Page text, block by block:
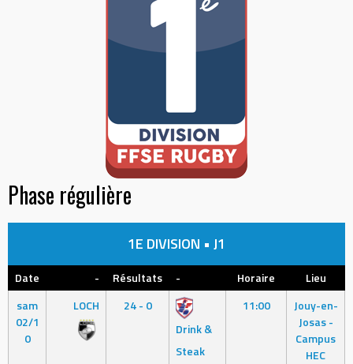
Phase régulière
1E DIVISION • J1
Date - Résultats - Horaire
Lieu
sam
02/1
0
LOCH
24 - 0
Drink &
Steak
11:00
Jouy-en-
Josas -
Campus
HEC